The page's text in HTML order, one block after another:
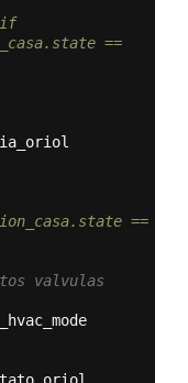
if
==
==
valvulas